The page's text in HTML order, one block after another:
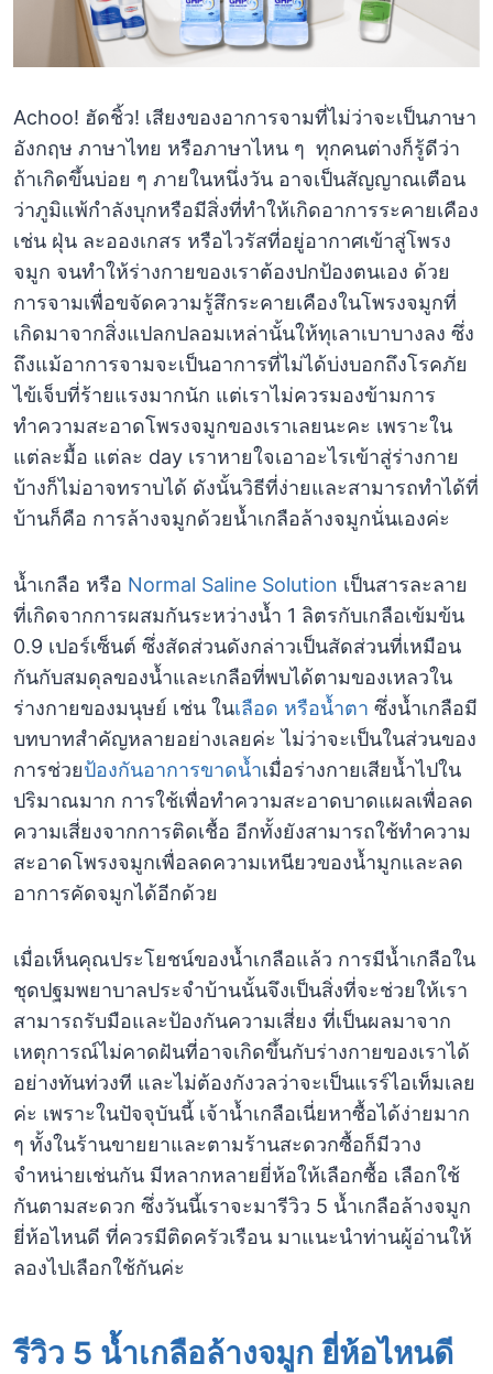
Achoo! ฮัดชิ้ว! เสียงของอาการจามที่ไม่ว่าจะเป็นภาษา
อังกฤษ ภาษาไทย หรือภาษาไหน ๆ ทุกคนต่างก็รู้ดีว่า
ถ้าเกิดขึ้นบ่อย ๆ ภายในหนึ่งวัน อาจเป็นสัญญาณเตือน
ว่าภูมิแพ้กำลังบุกหรือมีสิ่งที่ทำให้เกิดอาการระคายเคือง
เช่น ฝุ่น ละอองเกสร หรือไวรัสที่อยู่อากาศเข้าสู่โพรง
จมูก จนทำให้ร่างกายของเราต้องปกป้องตนเอง ด้วย
การจามเพื่อขจัดความรู้สึกระคายเคืองในโพรงจมูกที่
เกิดมาจากสิ่งแปลกปลอมเหล่านั้นให้ทุเลาเบาบางลง ซึ่ง
ถึงแม้อาการจามจะเป็นอาการที่ไม่ได้บ่งบอกถึงโรคภัย
ไข้เจ็บที่ร้ายแรงมากนัก แต่เราไม่ควรมองข้ามการ
ทำความสะอาดโพรงจมูกของเราเลยนะคะ เพราะใน
แต่ละมื้อ แต่ละ day เราหายใจเอาอะไรเข้าสู่ร่างกาย
บ้างก็ไม่อาจทราบได้ ดังนั้นวิธีที่ง่ายและสามารถทำได้ที่
บ้านก็คือ การล้างจมูกด้วยน้ำเกลือล้างจมูกนั่นเองค่ะ
น้ำเกลือ หรือ Normal Saline Solution เป็นสารละลาย
ที่เกิดจากการผสมกันระหว่างน้ำ 1 ลิตรกับเกลือเข้มข้น
0.9 เปอร์เซ็นต์ ซึ่งสัดส่วนดังกล่าวเป็นสัดส่วนที่เหมือน
กันกับสมดุลของน้ำและเกลือที่พบได้ตามของเหลวใน
ร่างกายของมนุษย์ เช่น ในเลือด หรือน้ำตา ซึ่งน้ำเกลือมี
บทบาทสำคัญหลายอย่างเลยค่ะ ไม่ว่าจะเป็นในส่วนของ
การช่วยป้องกันอาการขาดน้ำเมื่อร่างกายเสียน้ำไปใน
ปริมาณมาก การใช้เพื่อทำความสะอาดบาดแผลเพื่อลด
ความเสี่ยงจากการติดเชื้อ อีกทั้งยังสามารถใช้ทำความ
สะอาดโพรงจมูกเพื่อลดความเหนียวของน้ำมูกและลด
อาการคัดจมูกได้อีกด้วย
เมื่อเห็นคุณประโยชน์ของน้ำเกลือแล้ว การมีน้ำเกลือใน
ชุดปฐมพยาบาลประจำบ้านนั้นจึงเป็นสิ่งที่จะช่วยให้เรา
สามารถรับมือและป้องกันความเสี่ยง ที่เป็นผลมาจาก
เหตุการณ์ไม่คาดฝันที่อาจเกิดขึ้นกับร่างกายของเราได้
อย่างทันท่วงที และไม่ต้องกังวลว่าจะเป็นแรร์ไอเท็มเลย
ค่ะ เพราะในปัจจุบันนี้ เจ้าน้ำเกลือเนี่ยหาซื้อได้ง่ายมาก
ๆ ทั้งในร้านขายยาและตามร้านสะดวกซื้อก็มีวาง
จำหน่ายเช่นกัน มีหลากหลายยี่ห้อให้เลือกซื้อ เลือกใช้
กันตามสะดวก ซึ่งวันนี้เราจะมารีวิว 5 น้ำเกลือล้างจมูก
ยี่ห้อไหนดี ที่ควรมีติดครัวเรือน มาแนะนำท่านผู้อ่านให้
ลองไปเลือกใช้กันค่ะ
รีวิว 5 น้ำเกลือล้างจมูก ยี่ห้อไหนดี